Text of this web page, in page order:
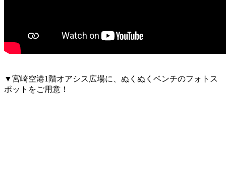
▼宮崎空港1階オアシス広場に、ぬくぬくベンチのフォトス
ポットをご用意！